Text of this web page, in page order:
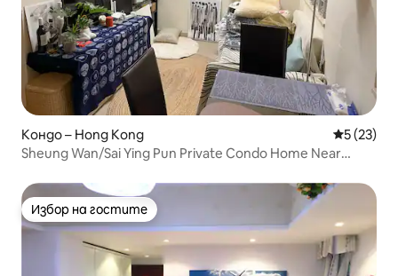
Кондо – Hong Kong Средна
5 (23)
Sheung Wan/Sai Ying Pun Private Condo Home Near
Избор на гостите
Избор на гостите